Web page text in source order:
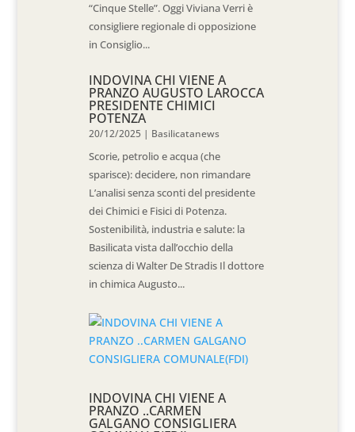
“Cinque Stelle”. Oggi Viviana Verri è
consigliere regionale di opposizione
in Consiglio...
INDOVINA CHI VIENE A
PRANZO AUGUSTO LAROCCA
PRESIDENTE CHIMICI
POTENZA
20/12/2025 | Basilicatanews
Scorie, petrolio e acqua (che
sparisce): decidere, non rimandare
L’analisi senza sconti del presidente
dei Chimici e Fisici di Potenza.
Sostenibilità, industria e salute: la
Basilicata vista dall’occhio della
scienza di Walter De Stradis Il dottore
in chimica Augusto...
INDOVINA CHI VIENE A
PRANZO ..CARMEN
GALGANO CONSIGLIERA